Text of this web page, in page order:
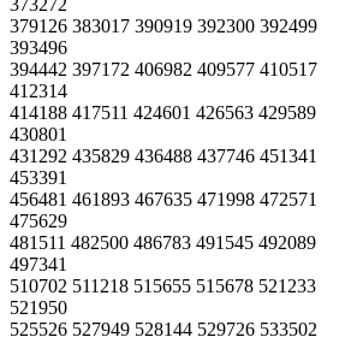
373272
379126 383017 390919 392300 392499
393496
394442 397172 406982 409577 410517
412314
414188 417511 424601 426563 429589
430801
431292 435829 436488 437746 451341
453391
456481 461893 467635 471998 472571
475629
481511 482500 486783 491545 492089
497341
510702 511218 515655 515678 521233
521950
525526 527949 528144 529726 533502